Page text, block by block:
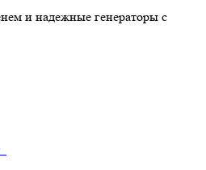
и надежные генераторы с